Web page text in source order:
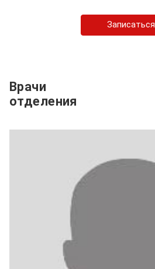
Записаться
Врачи
отделения